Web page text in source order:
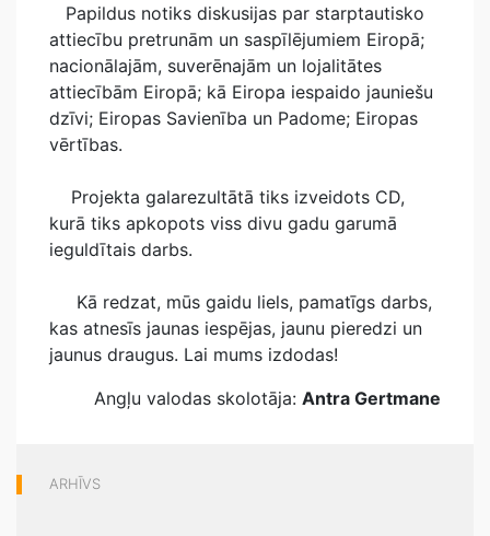
Papildus notiks diskusijas par starptautisko
attiecību pretrunām un saspīlējumiem Eiropā;
nacionālajām, suverēnajām un lojalitātes
attiecībām Eiropā; kā Eiropa iespaido jauniešu
dzīvi; Eiropas Savienība un Padome; Eiropas
vērtības.
Projekta galarezultātā tiks izveidots CD,
kurā tiks apkopots viss divu gadu garumā
ieguldītais darbs.
Kā redzat, mūs gaidu liels, pamatīgs darbs,
kas atnesīs jaunas iespējas, jaunu pieredzi un
jaunus draugus. Lai mums izdodas!
Angļu valodas skolotāja: Antra Gertmane
ARHĪVS